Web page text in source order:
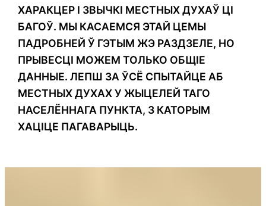
ХАРАКЦЕР І ЗВЫЧКІ МЕСТНЫХ ДУХАЎ ЦІ
БАГОЎ. МЫ КАСАЕМСЯ ЭТАЙ ЦЕМЫ
ПАДРОБНЕЙ Ў ГЭТЫМ ЖЭ РАЗДЗЕЛЕ, НО
ПРЫВЕСЦІ МОЖЕМ ТОЛЬКО ОБЩІЕ
ДАННЫЕ. ЛЕПШ ЗА ЎСЁ СПЫТАЙЦЕ АБ
МЕСТНЫХ ДУХАХ У ЖЫЦЕЛЕЙ ТАГО
НАСЕЛЁННАГА ПУНКТА, З КАТОРЫМ
ХАЦІЦЕ ПАГАВАРЫЦЬ.